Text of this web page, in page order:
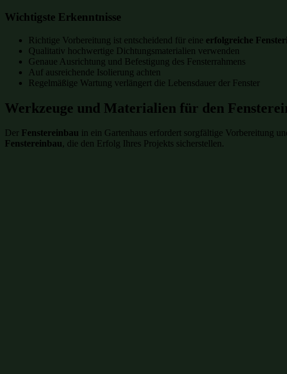
Wichtigste Erkenntnisse
Richtige Vorbereitung ist entscheidend für eine erfolgreiche
Qualitativ hochwertige Dichtungsmaterialien verwenden
Genaue Ausrichtung und Befestigung des Fensterrahmens
Auf ausreichende Isolierung achten
Regelmäßige Wartung verlängert die Lebensdauer der Fenster
Werkzeuge und Materialien für den
Der Fenstereinbau in ein Gartenhaus erfordert sorgfältige Vorbereitung
Fenstereinbau, die den Erfolg Ihres Projekts sicherstellen.